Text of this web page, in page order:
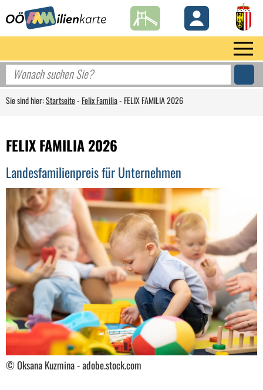
Sie sind hier:Startseite-Felix Familia-FELIX FAMILIA 2026
FELIX FAMILIA 2026
Landesfamilienpreis für Unternehmen
© Oksana Kuzmina - adobe.stock.com